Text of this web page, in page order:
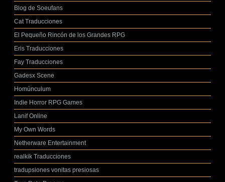
Blog de Soeufans
Cat Traducciones
El Pequeño Rincón de los Grandes RPG
Eris Traducciones
Fay Traducciones
Gadesx Scene
Homúnculum
Indie Horror RPG Games
Lanif Online
My Own Words
Netherware Entertainment
realkik Traducciones
tradupsiones vonitas presiosas